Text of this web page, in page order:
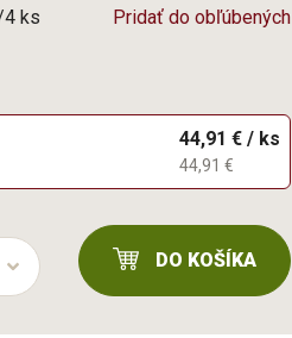
4 ks Pridať do obľúbených
44,91 € / ks
44,91 €
DO KOŠÍKA